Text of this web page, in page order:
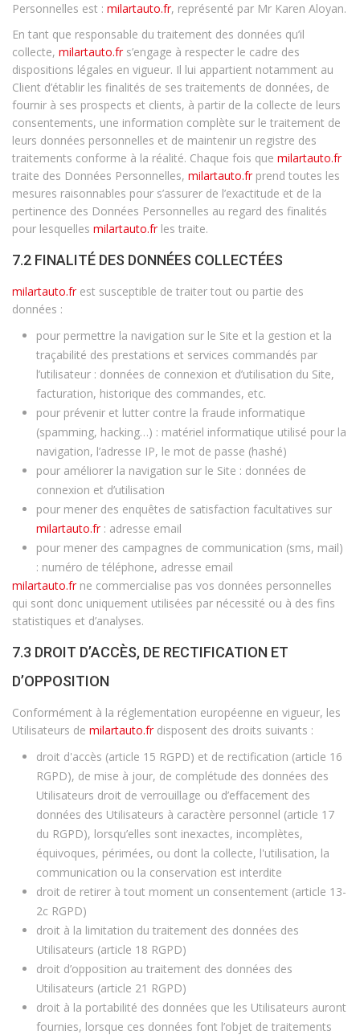
Personnelles est : milartauto.fr, représenté par Mr Karen Aloyan.
En tant que responsable du traitement des données qu’il
collecte, milartauto.frs’engage à respecter le cadre des
dispositions légales en vigueur. Il lui appartient notamment au
Client d’établir les finalités de ses traitements de données, de
fournir à ses prospects et clients, à partir de la collecte de leurs
consentements, une information complète sur le traitement de
leurs données personnelles et de maintenir un registre des
traitements conforme à la réalité. Chaque fois que milartauto.fr
traite des Données Personnelles, milartauto.frprend toutes les
mesures raisonnables pour s’assurer de l’exactitude et de la
pertinence des Données Personnelles au regard des finalités
pour lesquelles milartauto.frles traite.
7.2 FINALITÉ DES DONNÉES COLLECTÉES
milartauto.frest susceptible de traiter tout ou partie des
données :
pour permettre la navigation sur le Site et la gestion et la
traçabilité des prestations et services commandés par
l’utilisateur : données de connexion et d’utilisation du Site,
facturation, historique des commandes, etc.
pour prévenir et lutter contre la fraude informatique
(spamming, hacking…) : matériel informatique utilisé pour la
navigation, l’adresse IP, le mot de passe (hashé)
pour améliorer la navigation sur le Site : données de
connexion et d’utilisation
pour mener des enquêtes de satisfaction facultatives sur
milartauto.fr: adresse email
pour mener des campagnes de communication (sms, mail)
: numéro de téléphone, adresse email
milartauto.frne commercialise pas vos données personnelles
qui sont donc uniquement utilisées par nécessité ou à des fins
statistiques et d’analyses.
7.3 DROIT D’ACCÈS, DE RECTIFICATION ET
D’OPPOSITION
Conformément à la réglementation européenne en vigueur, les
Utilisateurs de milartauto.frdisposent des droits suivants :
droit d'accès (article 15 RGPD) et de rectification (article 16
RGPD), de mise à jour, de complétude des données des
Utilisateurs droit de verrouillage ou d’effacement des
données des Utilisateurs à caractère personnel (article 17
du RGPD), lorsqu’elles sont inexactes, incomplètes,
équivoques, périmées, ou dont la collecte, l'utilisation, la
communication ou la conservation est interdite
droit de retirer à tout moment un consentement (article 13-
2c RGPD)
droit à la limitation du traitement des données des
Utilisateurs (article 18 RGPD)
droit d’opposition au traitement des données des
Utilisateurs (article 21 RGPD)
droit à la portabilité des données que les Utilisateurs auront
fournies, lorsque ces données font l’objet de traitements